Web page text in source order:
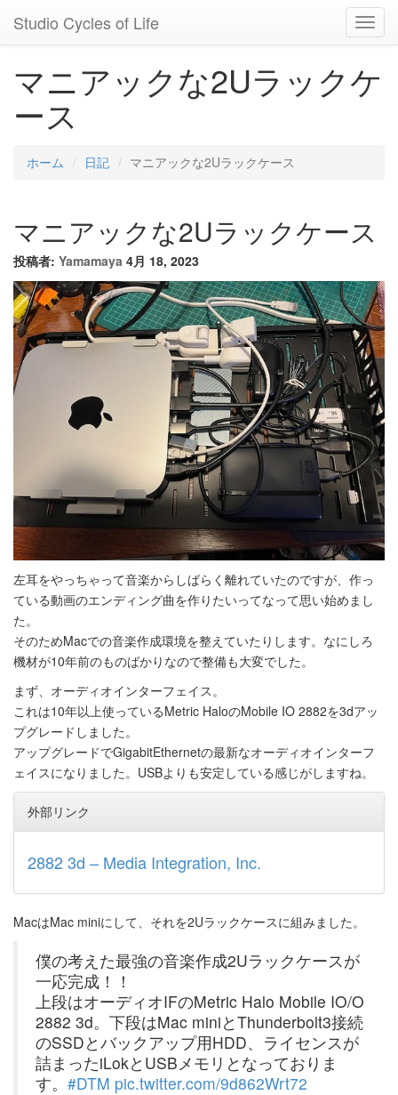
Studio Cycles of Life
マニアックな2Uラックケ
ース
ホーム 日記 マニアックな2Uラックケース
マニアックな2Uラックケース
投稿者: Yamamaya 4月 18, 2023
左耳をやっちゃって音楽からしばらく離れていたのですが、作っ
ている動画のエンディング曲を作りたいってなって思い始めまし
た。
そのためMacでの音楽作成環境を整えていたりします。なにしろ
機材が10年前のものばかりなので整備も大変でした。
まず、オーディオインターフェイス。
これは10年以上使っているMetric HaloのMobile IO 2882を3dアッ
プグレードしました。
アップグレードでGigabitEthernetの最新なオーディオインターフ
ェイスになりました。USBよりも安定している感じがしますね。
外部リンク
2882 3d – Media Integration, Inc.
MacはMac miniにして、それを2Uラックケースに組みました。
僕の考えた最強の音楽作成2Uラックケースが
一応完成！！
上段はオーディオIFのMetric Halo Mobile IO/O
2882 3d。下段はMac miniとThunderbolt3接続
のSSDとバックアップ用HDD、ライセンスが
詰まったiLokとUSBメモリとなっておりま
す。 #DTM pic.twitter.com/9d862Wrt72